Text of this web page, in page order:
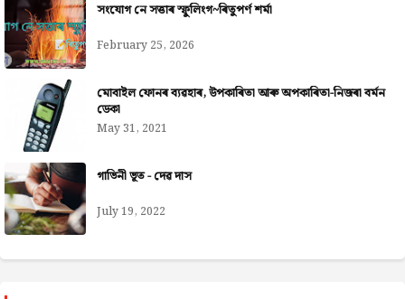
সংযোগ নে সত্তাৰ স্ফুলিংগ~ৰিতুপৰ্ণ শৰ্মা
February 25, 2026
মোবাইল ফোনৰ ব্যৱহাৰ, উপকাৰিতা আৰু অপকাৰিতা-নিজৰা বৰ্মন
ডেকা
May 31, 2021
গাভিনী ভূত - দেৱ দাস
July 19, 2022